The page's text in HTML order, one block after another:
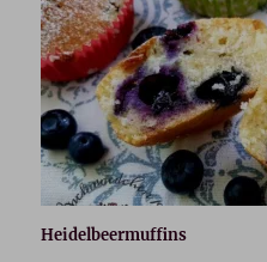
Heidelbeermuffins